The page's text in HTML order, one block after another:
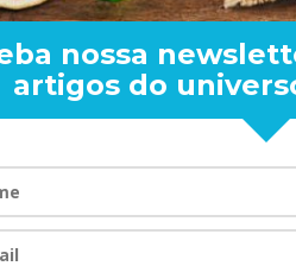
RAND
nossa
artigos do